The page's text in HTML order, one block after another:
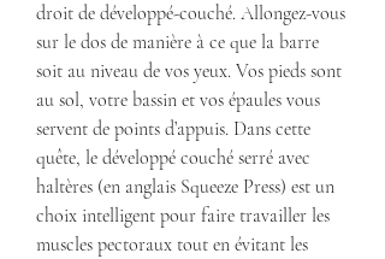
droit de développé-couché. Allongez-vous
sur le dos de manière à ce que la barre
soit au niveau de vos yeux. Vos pieds sont
au sol, votre bassin et vos épaules vous
servent de points d’appuis. Dans cette
quête, le développé couché serré avec
haltères (en anglais Squeeze Press) est un
choix intelligent pour faire travailler les
muscles pectoraux tout en évitant les